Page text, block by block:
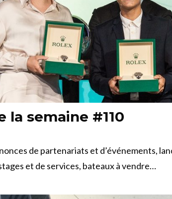
la semaine #110
de partenariats et d’événements,
et de services, bateaux à vendre…